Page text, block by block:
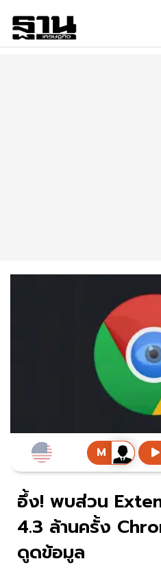
อึ้ง! พบส่วน
4.3 ล้านครั้ง
ดูดข้อมูล